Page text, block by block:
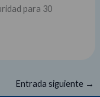
para 30
Entrada siguiente →